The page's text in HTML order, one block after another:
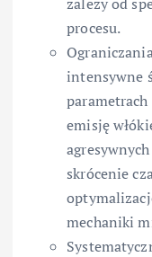
procesu.
intensywne
emisję
skrócenie
mechaniki